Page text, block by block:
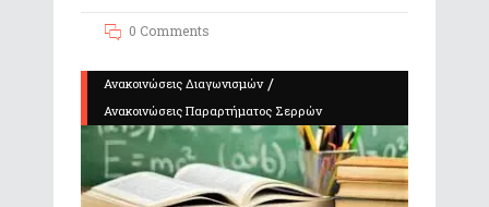
0 Comments
Ανακοινώσεις Διαγωνισμών/
Ανακοινώσεις Παραρτήματος Σερρών